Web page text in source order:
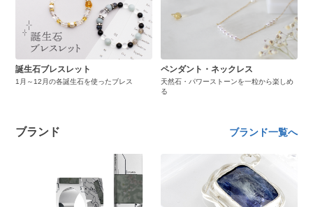
誕生石ブレスレット
1月～12月の各誕生石を使ったブレス
ペンダント・ネックレス
天然石・パワーストーンを一粒から楽しめ
る
ブランド ブランド一覧へ